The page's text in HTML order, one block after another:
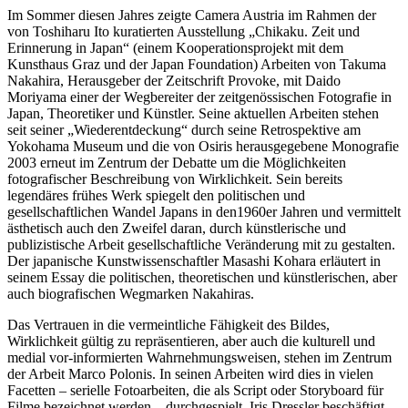
Im Sommer diesen Jahres zeigte Camera Austria im Rahmen der
von Toshiharu Ito kuratierten Ausstellung „Chikaku. Zeit und
Erinnerung in Japan“ (einem Kooperationsprojekt mit dem
Kunsthaus Graz und der Japan Foundation) Arbeiten von Takuma
Nakahira, Herausgeber der Zeitschrift Provoke, mit Daido
Moriyama einer der Wegbereiter der zeitgenössischen Fotografie in
Japan, Theoretiker und Künstler. Seine aktuellen Arbeiten stehen
seit seiner „Wiederentdeckung“ durch seine Retrospektive am
Yokohama Museum und die von Osiris herausgegebene Monografie
2003 erneut im Zentrum der Debatte um die Möglichkeiten
fotografischer Beschreibung von Wirklichkeit. Sein bereits
legendäres frühes Werk spiegelt den politischen und
gesellschaftlichen Wandel Japans in den1960er Jahren und vermittelt
ästhetisch auch den Zweifel daran, durch künstlerische und
publizistische Arbeit gesellschaftliche Veränderung mit zu gestalten.
Der japanische Kunstwissenschaftler Masashi Kohara erläutert in
seinem Essay die politischen, theoretischen und künstlerischen, aber
auch biografischen Wegmarken Nakahiras.
Das Vertrauen in die vermeintliche Fähigkeit des Bildes,
Wirklichkeit gültig zu repräsentieren, aber auch die kulturell und
medial vor-informierten Wahrnehmungsweisen, stehen im Zentrum
der Arbeit Marco Polonis. In seinen Arbeiten wird dies in vielen
Facetten – serielle Fotoarbeiten, die als Script oder Storyboard für